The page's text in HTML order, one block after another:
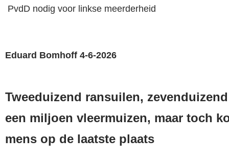
PvdD nodig voor linkse meerderheid
Eduard Bomhoff 4-6-2026
Tweeduizend ransuilen,
een miljoen vleermuizen, maar toch
mens op de laatste plaats